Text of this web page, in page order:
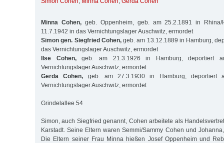
Minna Cohen,geb. Oppenheim, geb. am 25.2.1891 in Rhina/
11.7.1942 in das Vernichtungslager Auschwitz, ermordet
Simon gen. Siegfried Cohen,geb. am 13.12.1889 in Hamburg,
das Vernichtungslager Auschwitz, ermordet
Ilse Cohen,geb. am 21.3.1926 in Hamburg, deportiert
Vernichtungslager Auschwitz, ermordet
Gerda Cohen, geb. am 27.3.1930 in Hamburg, deportiert
Vernichtungslager Auschwitz, ermordet
Grindelallee 54
Simon, auch Siegfried genannt, Cohen arbeitete als
Karstadt. Seine Eltern waren Semmi/Sammy Cohen und
Die Eltern seiner Frau Minna hießen Josef Oppenheim und